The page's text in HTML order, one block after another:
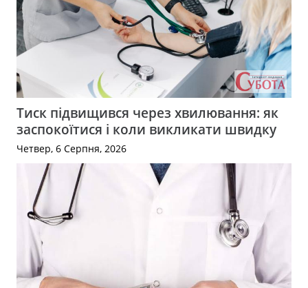
Тиск підвищився через хвилювання: як
заспокоїтися і коли викликати швидку
Четвер, 6 Серпня, 2026